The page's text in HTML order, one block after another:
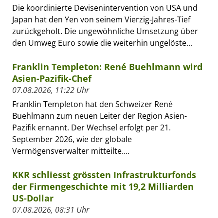
Die koordinierte Devisenintervention von USA und
Japan hat den Yen von seinem Vierzig-Jahres-Tief
zurückgeholt. Die ungewöhnliche Umsetzung über
den Umweg Euro sowie die weiterhin ungelöste...
Franklin Templeton: René Buehlmann wird
Asien-Pazifik-Chef
07.08.2026, 11:22 Uhr
Franklin Templeton hat den Schweizer René
Buehlmann zum neuen Leiter der Region Asien-
Pazifik ernannt. Der Wechsel erfolgt per 21.
September 2026, wie der globale
Vermögensverwalter mitteilte....
KKR schliesst grössten Infrastrukturfonds
der Firmengeschichte mit 19,2 Milliarden
US-Dollar
07.08.2026, 08:31 Uhr